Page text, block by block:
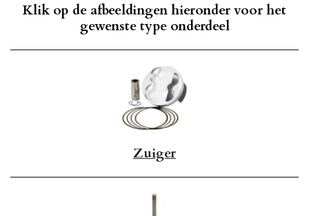
Klik op de afbeeldingen hieronder voor het
gewenste type onderdeel
Zuiger